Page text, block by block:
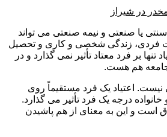
در شیراز
سنتی یا صنعتی و نیمه صنعتی می تواند
فردی، زندگی شخصی و کاری و تحصیل
تنها بر فرد معتاد تأثیر نمی گذارد و در
جامعه هم هست.
اعتیاد یک فرد مستقیماً روی
درجه یک فرد تأثیر می گذارد.
است و این به معنای از هم پاشیدن